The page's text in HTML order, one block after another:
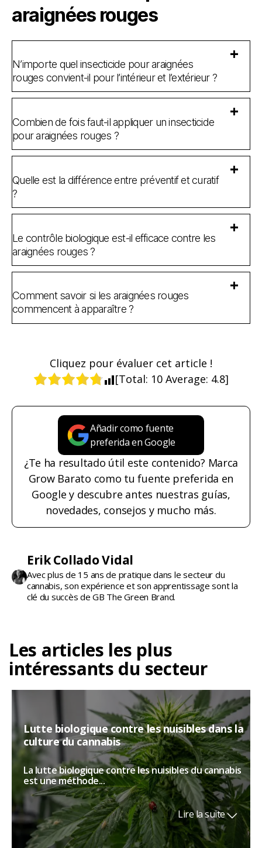
araignées rouges
N’importe quel insecticide pour araignées
rouges convient-il pour l’intérieur et l’extérieur ?
Combien de fois faut-il appliquer un insecticide
pour araignées rouges ?
Quelle est la différence entre préventif et curatif
?
Le contrôle biologique est-il efficace contre les
araignées rouges ?
Comment savoir si les araignées rouges
commencent à apparaître ?
Cliquez pour évaluer cet article !
[Total: 10 Average: 4.8]
Añadir como fuente
preferida en Google
¿Te ha resultado útil este contenido? Marca
Grow Barato como tu fuente preferida en
Google y descubre antes nuestras guías,
novedades, consejos y mucho más.
Erik Collado Vidal
Avec plus de 15 ans de pratique dans le secteur du
cannabis, son expérience et son apprentissage sont la
clé du succès de GB The Green Brand.
Les articles les plus
intéressants du secteur
Lutte biologique contre les nuisibles dans la
culture du cannabis
La lutte biologique contre les nuisibles du cannabis
est une méthode...
Lire la suite